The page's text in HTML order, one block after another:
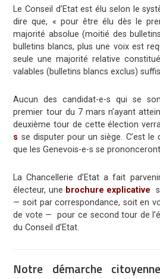
Le Conseil d’Etat est élu selon le
dire que, « pour être élu dès le
majorité absolue (moitié des
bulletins blancs, plus une voix est
seule une majorité relative
valables (bulletins blancs exclus)
Aucun des candidat-e-s qui se
premier tour du 7 mars n’ayant
deuxième tour de cette élection
s se disputer pour un siège. C’est le
que les Genevois-e-s se
La Chancellerie d’Etat a fait
électeur, une brochure explicative
— soit par correspondance, soit en
de vote — pour ce second tour de
du Conseil d’Etat.
Notre démarche